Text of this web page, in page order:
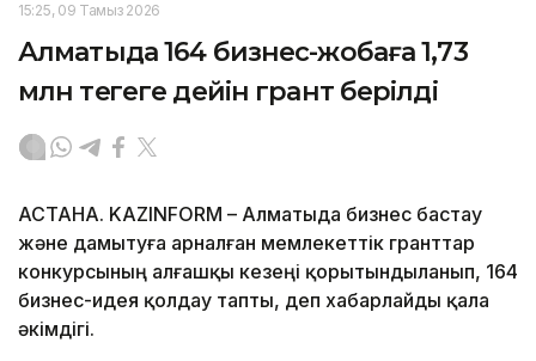
15:25, 09 Тамыз 2026
Алматыда 164 бизнес-жобаға 1,73
млн теңгеге дейін грант берілді
АСТАНА. KAZINFORM – Алматыда бизнес бастау
және дамытуға арналған мемлекеттік гранттар
конкурсының алғашқы кезеңі қорытындыланып, 164
бизнес-идея қолдау тапты, деп хабарлайды қала
әкімдігі.